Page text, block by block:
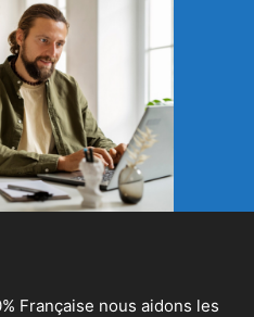
Française nous aidons les